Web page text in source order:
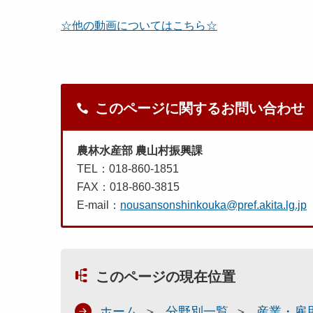
☆他の動画についてはこちら☆
このページに関するお問い合わせ
農林水産部 農山村振興課
TEL：018-860-1851
FAX：018-860-3815
E-mail： nousansonshinkouka@pref.akita.lg.jp
このページの現在位置